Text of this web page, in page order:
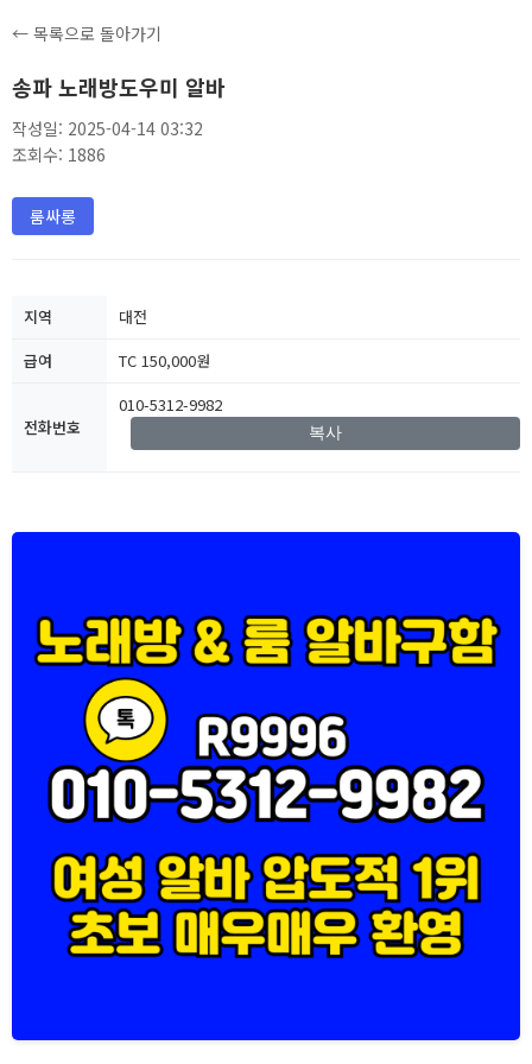
← 목록으로 돌아가기
송파 노래방도우미 알바
작성일: 2025-04-14 03:32
조회수: 1886
룸싸롱
지역
대전
급여
TC 150,000원
전화번호
010-5312-9982
복사